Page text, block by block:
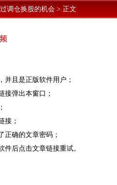
调仓换股的机会 > 正文
并且是正版软件用户；
接弹出本窗口；
接；
正确的文章密码；
件后点击文章链接重试。